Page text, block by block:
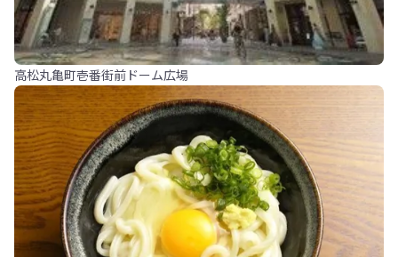
高松丸亀町壱番街前ドーム広場